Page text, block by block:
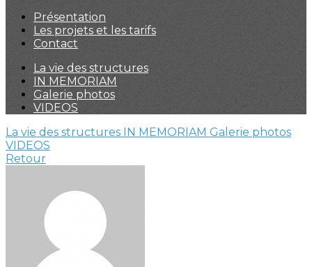
Présentation
Les projets et les tarifs
Contact
La vie des structures
IN MEMORIAM
Galerie photos
VIDEOS
La vie des structures IN MEMORIAM Galerie photos
VIDEOS
Retour